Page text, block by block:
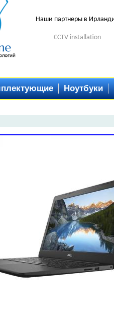
Наши партнеры в
CCTV installation
Ноутбуки